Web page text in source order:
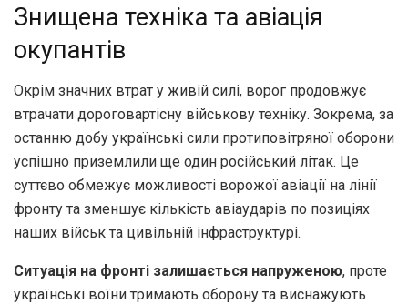
Знищена техніка та авіація
окупантів
Окрім значних втрат у живій силі, ворог продовжує
втрачати дороговартісну військову техніку. Зокрема, за
останню добу українські сили протиповітряної оборони
успішно приземлили ще один російський літак. Це
суттєво обмежує можливості ворожої авіації на лінії
фронту та зменшує кількість авіаударів по позиціях
наших військ та цивільній інфраструктурі.
Ситуація на фронті залишається напруженою, проте
українські воїни тримають оборону та виснажують